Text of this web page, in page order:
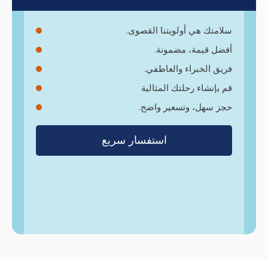
سلامتك هي أولويتنا القصوى.
أفضل قيمة، مضمونة.
فريق الخبراء والعاطفي.
قم بإنشاء رحلتك المثالية
حجز سهل، وتسعير واضح.
استفسار سريع